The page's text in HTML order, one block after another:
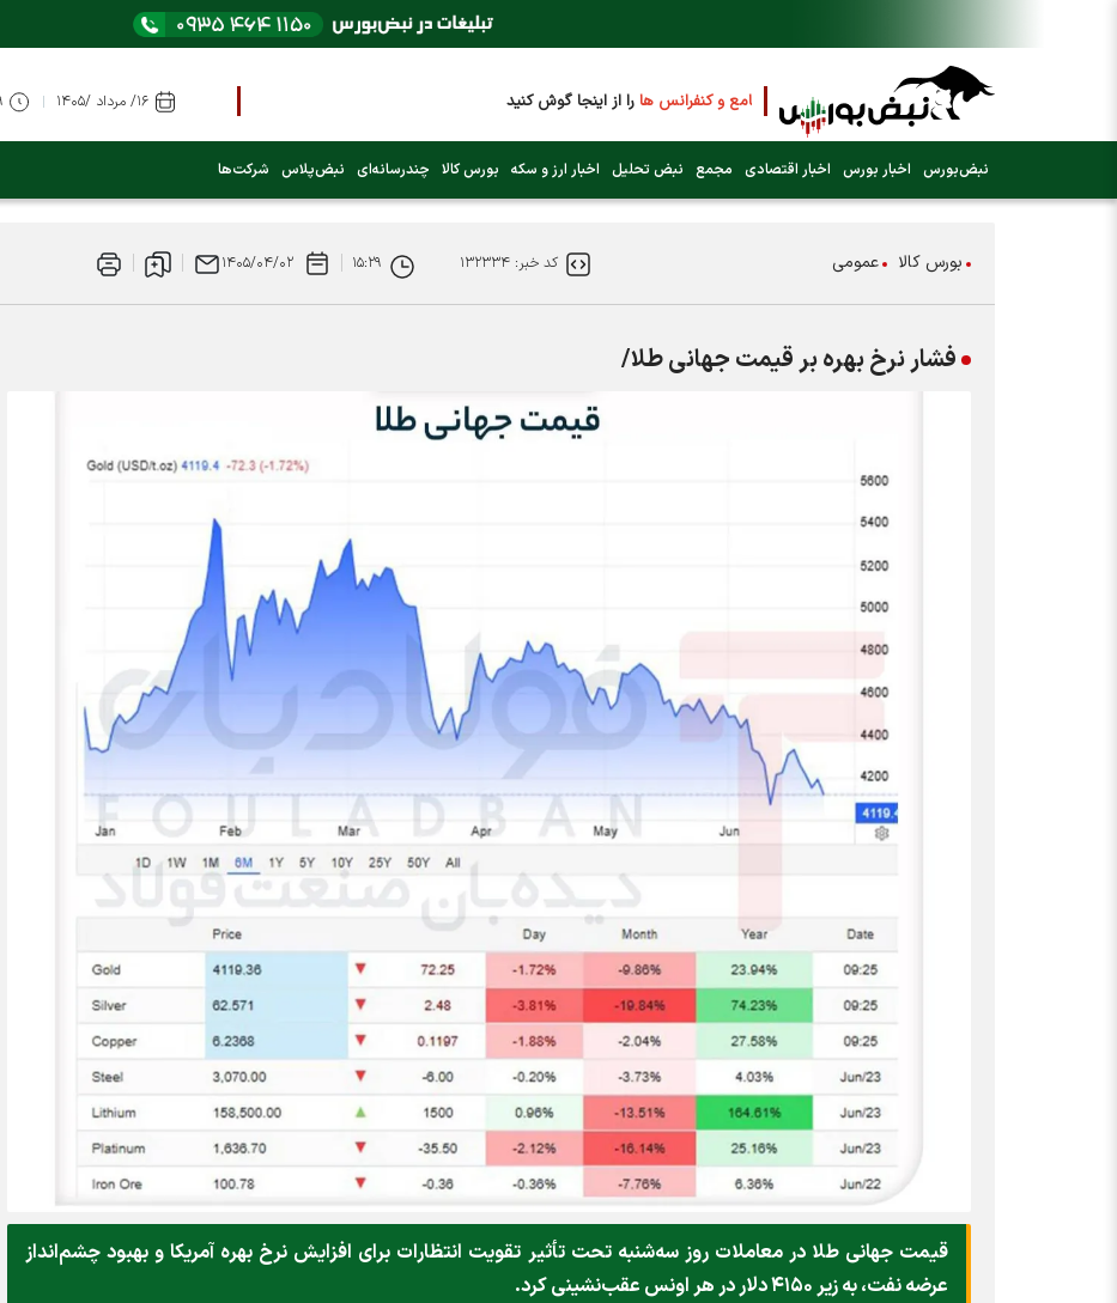
فایل صوتی مجامع و کنفرانس هارا از اینجا گوش کنید
عرضه اولیه بعدی کدام نماد است؟ (کلیک کنید) نبض‌بورس اخبار بورس اخبار اقتصادی مجمع نبض تحلیل اخبار ارز و سکه بورس کالا چندرسانه‌ای نبض‌پلاس شرکت‌ها
بورس کالا عمومی کد خبر: ۱۳۲۳۳۴ ۱۵:۲۹ ۱۴۰۵/۰۴/۰۲
فشار نرخ بهره بر قیمت جهانی طلا/
قیمت جهانی طلا در معاملات روز سه‌شنبه تحت تأثیر تقویت انتظارات برای افزایش نرخ بهره آمریکا و بهبود چشم‌انداز
عرضه نفت، به زیر ۴۱۵۰ دلار در هر اونس عقب‌نشینی کرد.